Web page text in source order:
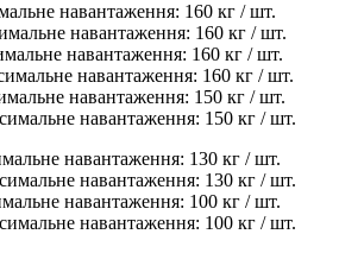
навантаження: 160 кг / шт.
навантаження: 160 кг / шт.
навантаження: 160 кг / шт.
навантаження: 160 кг / шт.
навантаження: 150 кг / шт.
навантаження: 150 кг / шт.
навантаження: 130 кг / шт.
навантаження: 130 кг / шт.
навантаження: 100 кг / шт.
навантаження: 100 кг / шт.